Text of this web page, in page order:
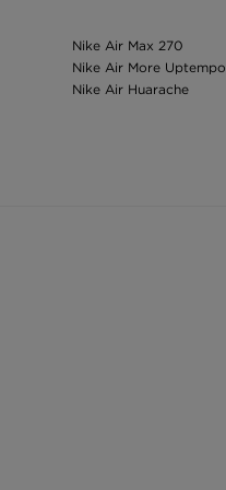
Nike Air Max 270
Nike Air More Uptempo
Nike Air Huarache